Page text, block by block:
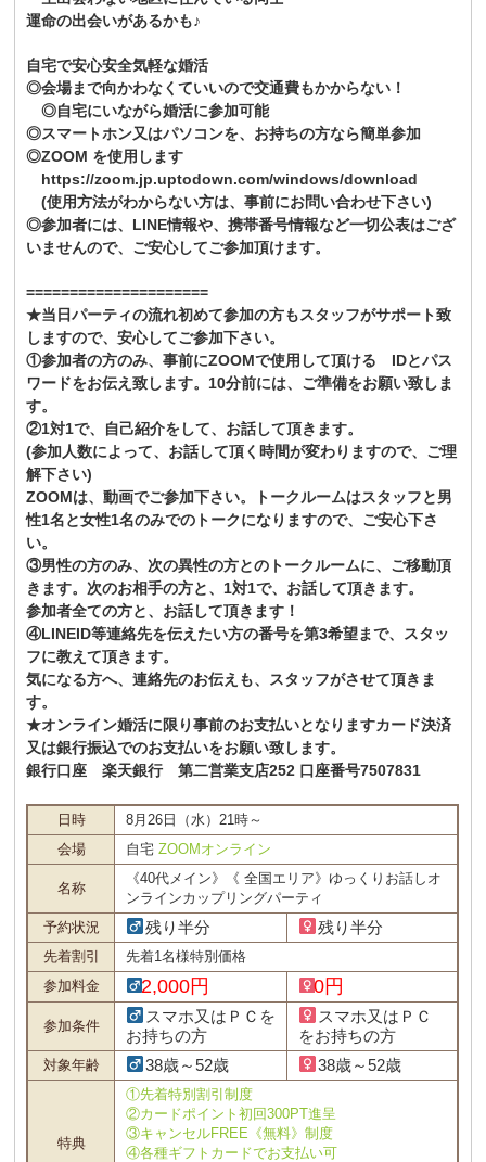
運命の出会いがあるかも♪
自宅で安心安全気軽な婚活
◎会場まで向かわなくていいので交通費もかからない！
◎自宅にいながら婚活に参加可能
◎スマートホン又はパソコンを、お持ちの方なら簡単参加
◎ZOOM を使用します
https://zoom.jp.uptodown.com/windows/download
(使用方法がわからない方は、事前にお問い合わせ下さい)
◎参加者には、LINE情報や、携帯番号情報など一切公表はござ
いませんので、ご安心してご参加頂けます。
=====================
★当日パーティの流れ初めて参加の方もスタッフがサポート致
しますので、安心してご参加下さい。
①参加者の方のみ、事前にZOOMで使用して頂ける IDとパス
ワードをお伝え致します。10分前には、ご準備をお願い致しま
す。
②1対1で、自己紹介をして、お話して頂きます。
(参加人数によって、お話して頂く時間が変わりますので、ご理
解下さい)
ZOOMは、動画でご参加下さい。トークルームはスタッフと男
性1名と女性1名のみでのトークになりますので、ご安心下さ
い。
③男性の方のみ、次の異性の方とのトークルームに、ご移動頂
きます。次のお相手の方と、1対1で、お話して頂きます。
参加者全ての方と、お話して頂きます！
④LINEID等連絡先を伝えたい方の番号を第3希望まで、スタッ
フに教えて頂きます。
気になる方へ、連絡先のお伝えも、スタッフがさせて頂きま
す。
★オンライン婚活に限り事前のお支払いとなりますカード決済
又は銀行振込でのお支払いをお願い致します。
銀行口座 楽天銀行 第二営業支店252 口座番号7507831
日時
8月26日（水）21時～
会場
自宅ZOOMオンライン
名称
《40代メイン》《 全国エリア》ゆっくりお話しオ
ンラインカップリングパーティ
予約状況
残り半分 残り半分
先着割引
先着1名様特別価格
参加料金
2,000円 0円
参加条件
スマホ又はＰＣを
お持ちの方
スマホ又はＰＣ
をお持ちの方
対象年齢 38歳～52歳 38歳～52歳
特典
①先着特別割引制度
②カードポイント初回300PT進呈
③キャンセルFREE《無料》制度
④各種ギフトカードでお支払い可